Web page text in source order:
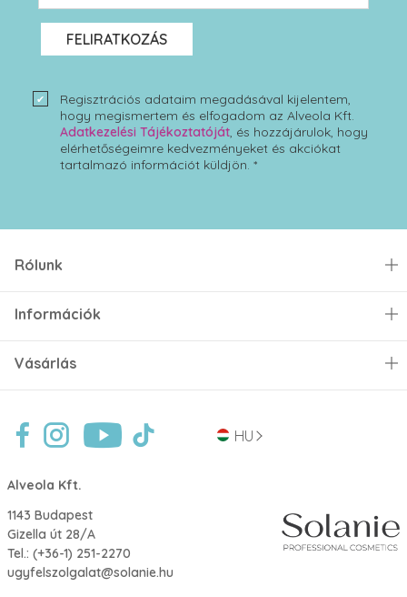
FELIRATKOZÁS
Regisztrációs adataim megadásával kijelentem,
hogy megismertem és elfogadom az Alveola Kft.
Adatkezelési Tájékoztatóját, és hozzájárulok, hogy
elérhetőségeimre kedvezményeket és akciókat
tartalmazó információt küldjön. *
HU
Alveola Kft.
1143 Budapest
Gizella út 28/A
Tel.: (+36-1) 251-2270
ugyfelszolgalat@solanie.hu
Rólunk
Információk
Vásárlás